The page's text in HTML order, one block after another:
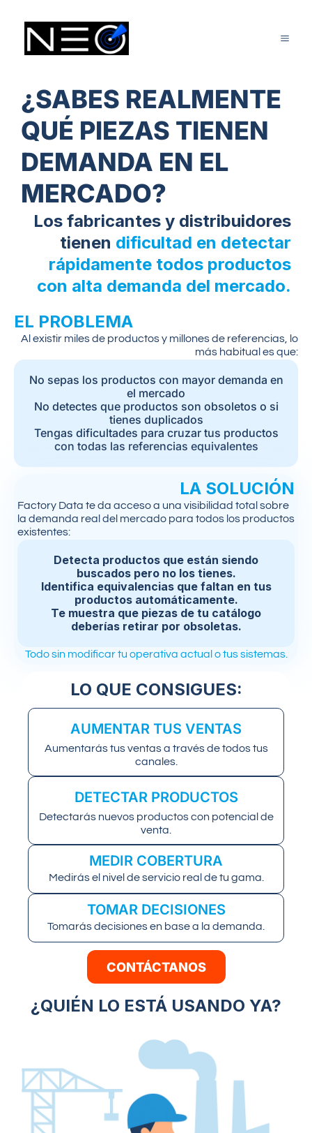
contenido
¿SABES REALMENTE
QUÉ PIEZAS TIENEN
DEMANDA EN EL
MERCADO?
Los fabricantes y distribuidores
tienen dificultad en detectar
rápidamente todos productos
con alta demanda del mercado.
EL PROBLEMA
Al existir miles de productos y millones de referencias, lo
más habitual es que:
No sepas los productos con mayor demanda en
el mercado
No detectes que productos son obsoletos o si
tienes duplicados
Tengas dificultades para cruzar tus productos
con todas las referencias equivalentes
LA SOLUCIÓN
Factory Data te da acceso a una visibilidad total sobre
la demanda real del mercado para todos los productos
existentes:
Detecta productos que están siendo
buscados pero no los tienes.
Identifica equivalencias que faltan en tus
productos automáticamente.
Te muestra que piezas de tu catálogo
deberías retirar por obsoletas.
Todo sin modificar tu operativa actual o tus sistemas.
LO QUE CONSIGUES:
AUMENTAR TUS VENTAS
Aumentarás tus ventas a través de todos tus
canales.
DETECTAR PRODUCTOS
Detectarás nuevos productos con potencial de
venta.
MEDIR COBERTURA
Medirás el nivel de servicio real de tu gama.
TOMAR DECISIONES
Tomarás decisiones en base a la demanda.
CONTÁCTANOS
¿QUIÉN LO ESTÁ USANDO YA?